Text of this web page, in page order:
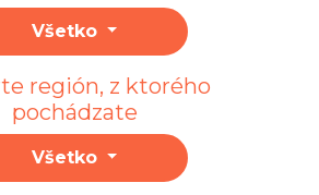
Všetko
región, z ktorého
pochádzate
Všetko